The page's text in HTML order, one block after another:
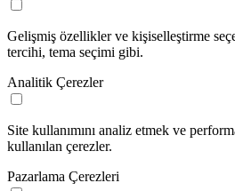
Gelişmiş özellikler ve kişiselleştirme
tercihi, tema seçimi gibi.
Analitik Çerezler
Site kullanımını analiz etmek ve
kullanılan çerezler.
Pazarlama Çerezleri